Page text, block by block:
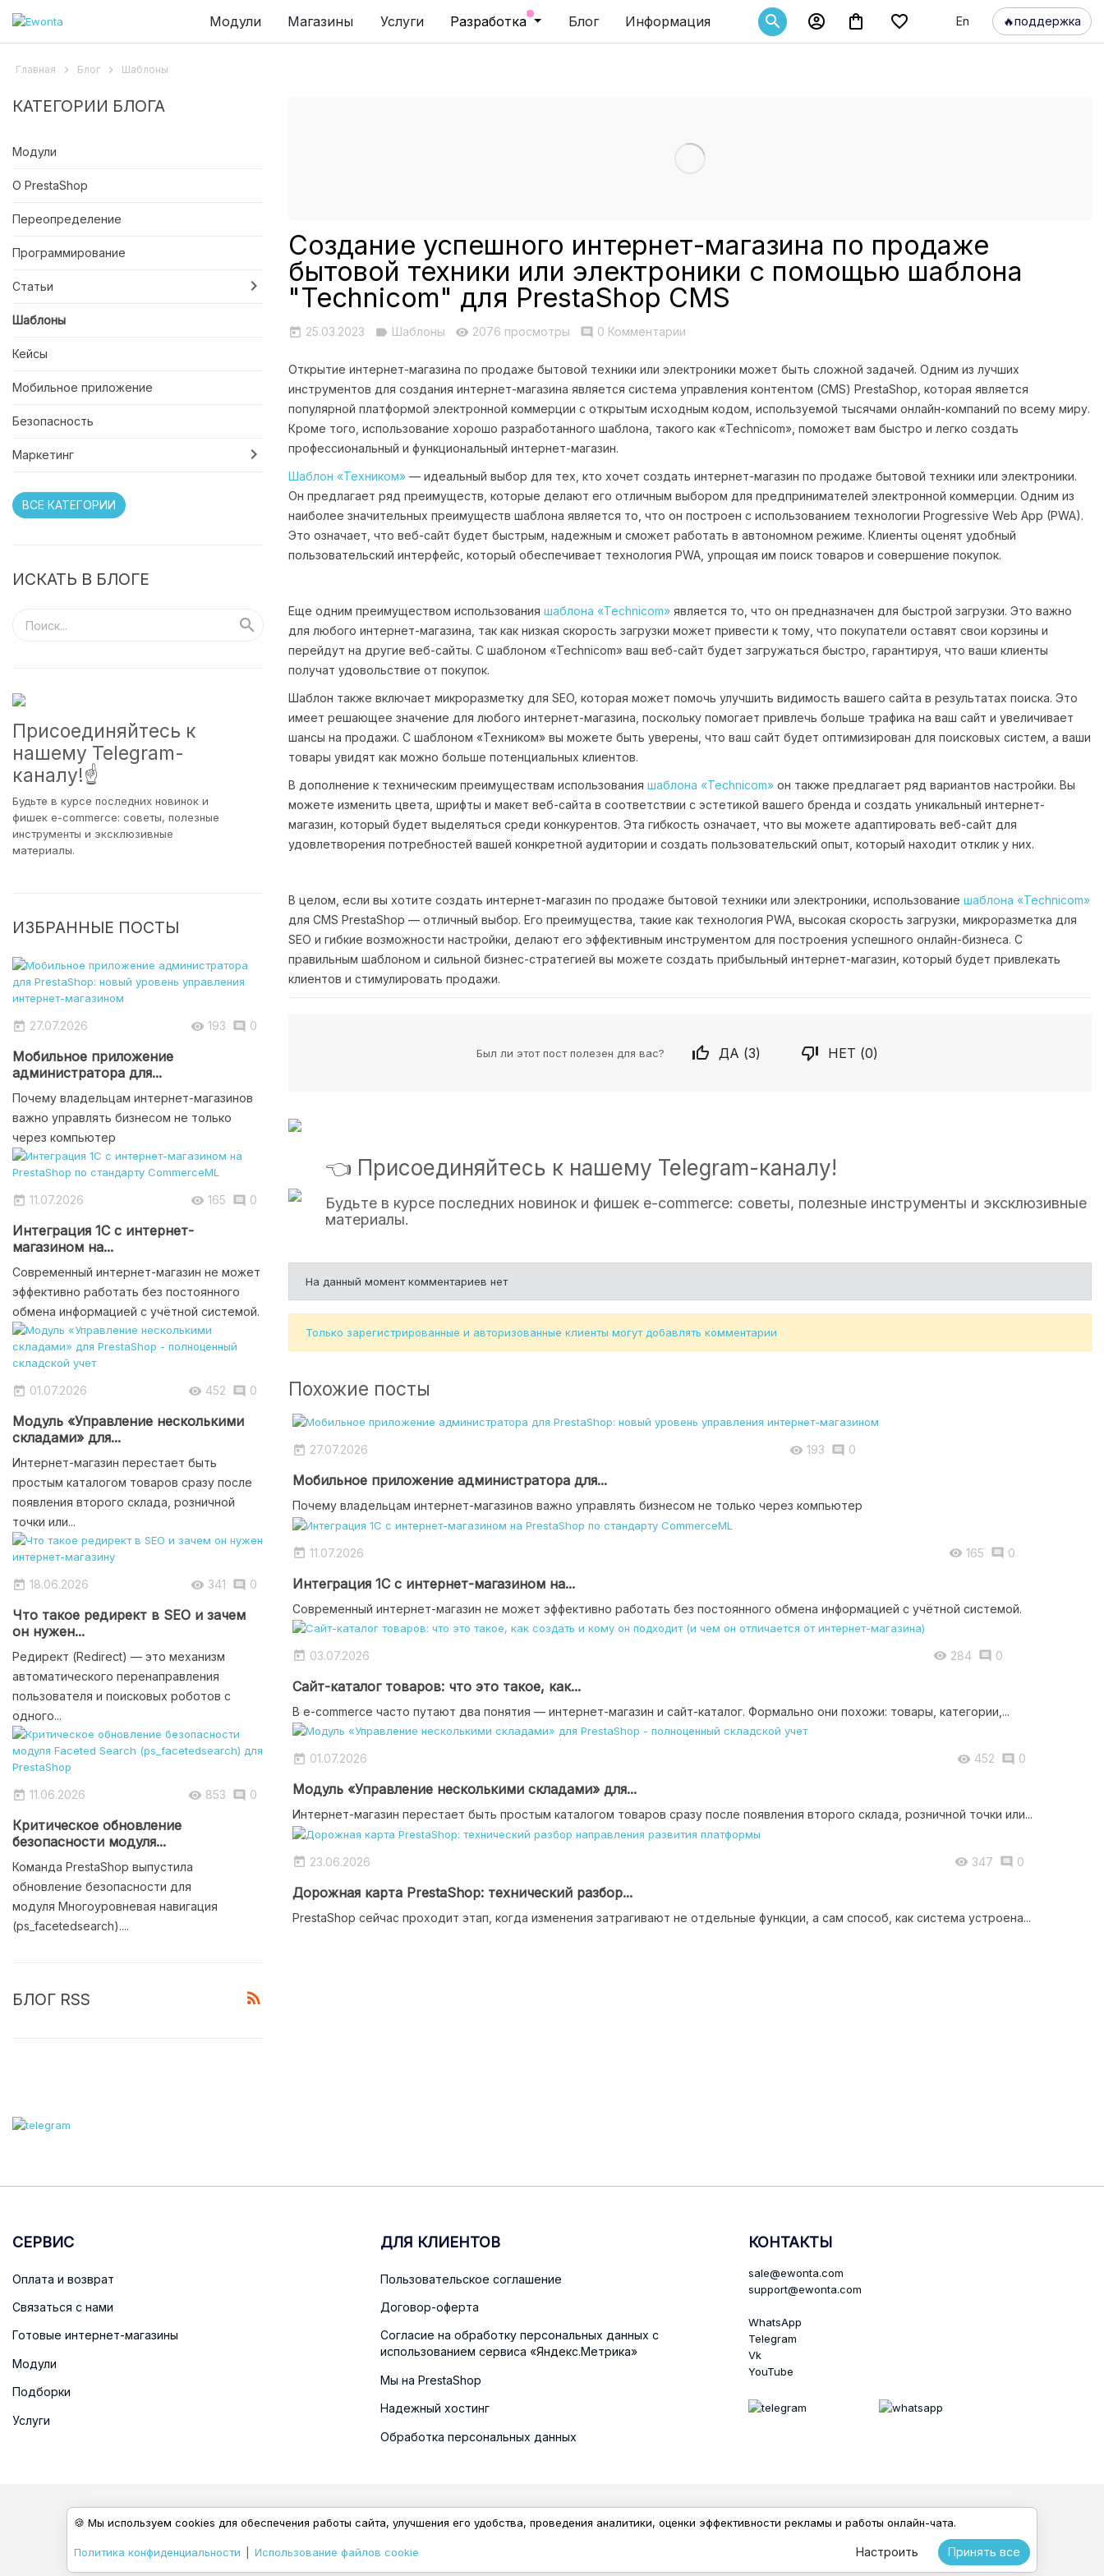
Модули Магазины Услуги Разработка Блог Информация     En 🔥поддержка
Главная  Блог  Шаблоны
КАТЕГОРИИ БЛОГА
Модули
О PrestaShop
Переопределение
Программирование
Статьи 
Шаблоны
Кейсы
Мобильное приложение
Безопасность
Маркетинг 
ВСЕ КАТЕГОРИИ
ИСКАТЬ В БЛОГЕ

Присоединяйтесь к
нашему Telegram-
каналу!☝
Будьте в курсе последних новинок и
фишек e-commerce: советы, полезные
инструменты и эксклюзивные
материалы.
ИЗБРАННЫЕ ПОСТЫ
 27.07.2026  193  0
Мобильное приложение
администратора для...
Почему владельцам интернет-магазинов
важно управлять бизнесом не только
через компьютер
 11.07.2026  165  0
Интеграция 1С с интернет-
магазином на...
Современный интернет-магазин не может
эффективно работать без постоянного
обмена информацией с учётной системой.
 01.07.2026  452  0
Модуль «Управление несколькими
складами» для...
Интернет-магазин перестает быть
простым каталогом товаров сразу после
появления второго склада, розничной
точки или...
 18.06.2026  341  0
Что такое редирект в SEO и зачем
он нужен...
Редирект (Redirect) — это механизм
автоматического перенаправления
пользователя и поисковых роботов с
одного...
 11.06.2026  853  0
Критическое обновление
безопасности модуля...
Команда PrestaShop выпустила
обновление безопасности для
модуля Многоуровневая навигация
(ps_facetedsearch)....
БЛОГ RSS rss_feed
Создание успешного интернет-магазина по продаже
бытовой техники или электроники с помощью шаблона
"Technicom" для PrestaShop CMS
today 25.03.2023 label Шаблоны visibility 2076 просмотры comment 0 Комментарии
Открытие интернет-магазина по продаже бытовой техники или электроники может быть сложной задачей. Одним из лучших
инструментов для создания интернет-магазина является система управления контентом (CMS) PrestaShop, которая является
популярной платформой электронной коммерции с открытым исходным кодом, используемой тысячами онлайн-компаний по всему миру.
Кроме того, использование хорошо разработанного шаблона, такого как «Technicom», поможет вам быстро и легко создать
профессиональный и функциональный интернет-магазин.
Шаблон «Техником» — идеальный выбор для тех, кто хочет создать интернет-магазин по продаже бытовой техники или электроники.
Он предлагает ряд преимуществ, которые делают его отличным выбором для предпринимателей электронной коммерции. Одним из
наиболее значительных преимуществ шаблона является то, что он построен с использованием технологии Progressive Web App (PWA).
Это означает, что веб-сайт будет быстрым, надежным и сможет работать в автономном режиме. Клиенты оценят удобный
пользовательский интерфейс, который обеспечивает технология PWA, упрощая им поиск товаров и совершение покупок.
Еще одним преимуществом использования шаблона «Technicom» является то, что он предназначен для быстрой загрузки. Это важно
для любого интернет-магазина, так как низкая скорость загрузки может привести к тому, что покупатели оставят свои корзины и
перейдут на другие веб-сайты. С шаблоном «Technicom» ваш веб-сайт будет загружаться быстро, гарантируя, что ваши клиенты
получат удовольствие от покупок.
Шаблон также включает микроразметку для SEO, которая может помочь улучшить видимость вашего сайта в результатах поиска. Это
имеет решающее значение для любого интернет-магазина, поскольку помогает привлечь больше трафика на ваш сайт и увеличивает
шансы на продажи. С шаблоном «Техником» вы можете быть уверены, что ваш сайт будет оптимизирован для поисковых систем, а ваши
товары увидят как можно больше потенциальных клиентов.
В дополнение к техническим преимуществам использования шаблона «Technicom» он также предлагает ряд вариантов настройки. Вы
можете изменить цвета, шрифты и макет веб-сайта в соответствии с эстетикой вашего бренда и создать уникальный интернет-
магазин, который будет выделяться среди конкурентов. Эта гибкость означает, что вы можете адаптировать веб-сайт для
удовлетворения потребностей вашей конкретной аудитории и создать пользовательский опыт, который находит отклик у них.
В целом, если вы хотите создать интернет-магазин по продаже бытовой техники или электроники, использование шаблона «Technicom»
для CMS PrestaShop — отличный выбор. Его преимущества, такие как технология PWA, высокая скорость загрузки, микроразметка для
SEO и гибкие возможности настройки, делают его эффективным инструментом для построения успешного онлайн-бизнеса. С
правильным шаблоном и сильной бизнес-стратегией вы можете создать прибыльный интернет-магазин, который будет привлекать
клиентов и стимулировать продажи.
Был ли этот пост полезен для вас?  ДА (3)  НЕТ (0)
👈 Присоединяйтесь к нашему Telegram-каналу!
Будьте в курсе последних новинок и фишек e-commerce: советы, полезные инструменты и эксклюзивные
материалы.
На данный момент комментариев нет
Только зарегистрированные и авторизованные клиенты могут добавлять комментарии
Похожие посты
 27.07.2026  193  0
Мобильное приложение администратора для...
Почему владельцам интернет-магазинов важно управлять бизнесом не только через компьютер
 11.07.2026  165  0
Интеграция 1С с интернет-магазином на...
Современный интернет-магазин не может эффективно работать без постоянного обмена информацией с учётной системой.
 03.07.2026  284  0
Сайт-каталог товаров: что это такое, как...
В e-commerce часто путают два понятия — интернет-магазин и сайт-каталог. Формально они похожи: товары, категории,...
 01.07.2026  452  0
Модуль «Управление несколькими складами» для...
Интернет-магазин перестает быть простым каталогом товаров сразу после появления второго склада, розничной точки или...
 23.06.2026  347  0
Дорожная карта PrestaShop: технический разбор...
PrestaShop сейчас проходит этап, когда изменения затрагивают не отдельные функции, а сам способ, как система устроена...
СЕРВИС
Оплата и возврат
Связаться с нами
Готовые интернет-магазины
Модули
Подборки
Услуги
ДЛЯ КЛИЕНТОВ
Пользовательское соглашение
Договор-оферта
Согласие на обработку персональных данных с
использованием сервиса «Яндекс.Метрика»
Мы на PrestaShop
Надежный хостинг
Обработка персональных данных
КОНТАКТЫ
sale@ewonta.com
support@ewonta.com
WhatsApp
Telegram
Vk
YouTube
© 2026 - Ewonta
🍪 Мы используем cookies для обеспечения работы сайта, улучшения его удобства, проведения аналитики, оценки эффективности рекламы и работы онлайн-чата.
Политика конфиденциальности Использование файлов cookie Настроить Принять все